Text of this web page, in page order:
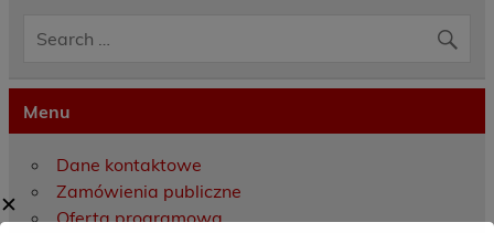
Menu
Dane kontaktowe
Zamówienia publiczne
Oferta programowa
✕